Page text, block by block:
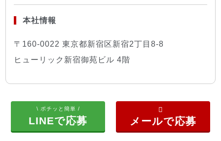
本社情報
〒160-0022 東京都新宿区新宿2丁目8-8
ヒューリック新宿御苑ビル 4階
\ ポチッと簡単 /
LINEで応募